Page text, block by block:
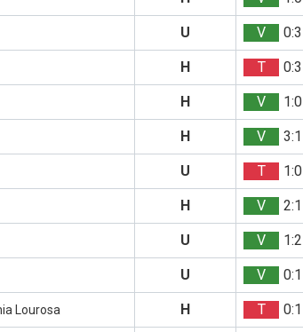
U V 0:3
H T 0:3
H V 1:0
H V 3:1
U T 1:0
H V 2:1
U V 1:2
U V 0:1
Lourosa H T 0:1